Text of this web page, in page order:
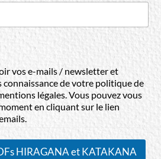
vos e-mails / newsletter et
de votre politique de
légales. Vous pouvez vous
en cliquant sur le lien
HIRAGANA et KATAKANA